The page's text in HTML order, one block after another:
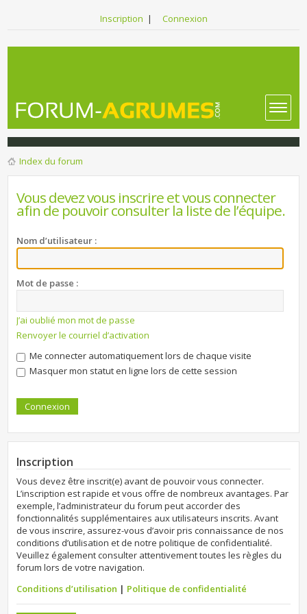
Inscription | Connexion
Index du forum
Vous devez vous inscrire et vous connecter
afin de pouvoir consulter la liste de l’équipe.
Nom d’utilisateur :
Mot de passe :
J’ai oublié mon mot de passe
Renvoyer le courriel d’activation
Me connecter automatiquement lors de chaque visite
Masquer mon statut en ligne lors de cette session
Inscription
Vous devez être inscrit(e) avant de pouvoir vous connecter.
L’inscription est rapide et vous offre de nombreux avantages. Par
exemple, l’administrateur du forum peut accorder des
fonctionnalités supplémentaires aux utilisateurs inscrits. Avant
de vous inscrire, assurez-vous d’avoir pris connaissance de nos
conditions d’utilisation et de notre politique de confidentialité.
Veuillez également consulter attentivement toutes les règles du
forum lors de votre navigation.
Conditions d’utilisation | Politique de confidentialité